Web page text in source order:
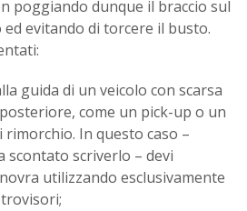
poggiando dunque il braccio sul
evitando di torcere il busto.
guida di un veicolo con scarsa
come un pick-up o un
rimorchio. In questo caso –
scontato scriverlo – devi
utilizzando esclusivamente